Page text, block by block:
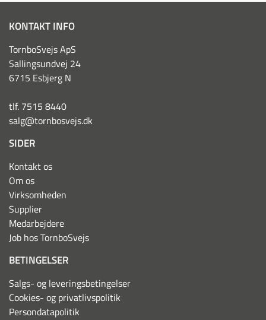
KONTAKT INFO
TornboSvejs ApS
Sallingsundvej 24
6715 Esbjerg N
tlf. 7515 8440
salg@tornbosvejs.dk
SIDER
Kontakt os
Om os
Virksomheden
Supplier
Medarbejdere
Job hos TornboSvejs
BETINGELSER
Salgs- og leveringsbetingelser
Cookies- og privatlivspolitik
Persondatapolitik